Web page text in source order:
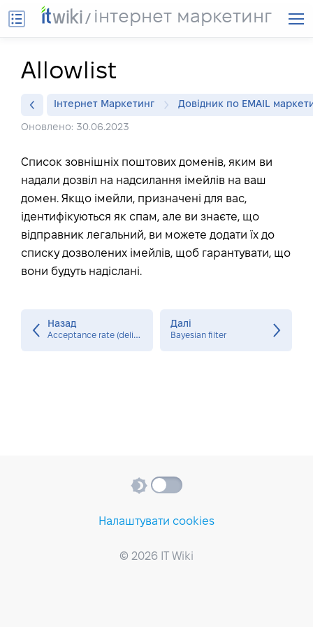
інтернет маркетинг
Allowlist
Інтернет Маркетинг Довідник по EMAIL
Оновлено: 30.06.2023
Список зовнішніх поштових доменів, яким ви
надали дозвіл на надсилання імейлів на ваш
домен. Якщо імейли, призначені для вас,
ідентифікуються як спам, але ви знаєте, що
відправник легальний, ви можете додати їх до
списку дозволених імейлів, щоб гарантувати, що
вони будуть надіслані.
Назад
A
cceptance rate (deliverability rate)
Далі
Bayesian filter
Налаштувати cookies
© 2026 IT Wiki